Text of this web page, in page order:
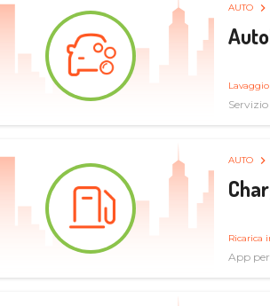
AUTO
AUTO
Ricarica
App